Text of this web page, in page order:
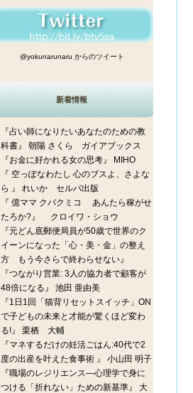
@yokunarunaru からのツイート
新着情報
『占い師になりたいあなたのための教
科書』 朝陽 さくら ガイアブックス
『お金に好かれる女の思考』 MIHO
『 空っぽなわたし 心のブスよ、さよな
ら 』 れいか セルバ出版
『 億ママ クバクミコ あんたら稼がせ
たろか?』 クロイワ・ショウ
『元どん底郵便局員が50歳で世界のク
イーンになった「心・美・金」の整え
方 もう今さらで終わらせない』
『つながり営業: 3人の協力者で顧客が
48倍になる』 池田 亜由美
『1日1回「猫背リセットスイッチ」ON
で子どもの未来と才能が驚くほど変わ
る!』 栗栖 大輔
『マネするだけの妊活ごはん:40代で2
度の出産を叶えた食事術 』 小山田 明子
『職場のレジリエンス―心理学で身に
つける「折れない」ための新基準』 大